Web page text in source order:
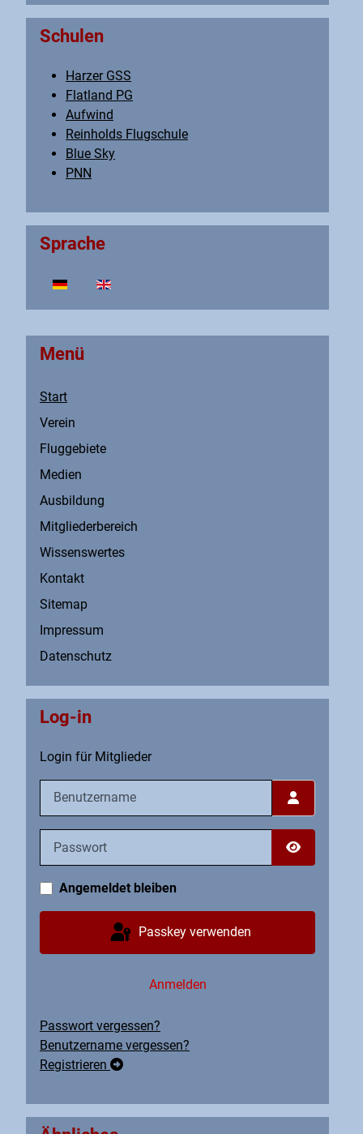
Menü
Start
Verein
Fluggebiete
Medien
Ausbildung
Mitgliederbereich
Wissenswertes
Kontakt
Sitemap
Impressum
Datenschutz
Log-in
Login für Mitglieder
Passwort
Angemeldet bleiben
Passkey verwenden
Anmelden
Passwort vergessen?
Benutzername vergessen?
Registrieren
Schulen
Harzer GSS
Flatland PG
Aufwind
Reinholds Flugschule
Blue Sky
PNN
Sprache
Sprache auswählen